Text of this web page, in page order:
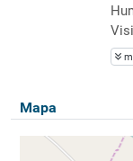
Mapa